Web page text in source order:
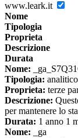
www.leark.it
Nome
Tipologia
Proprieta
Descrizione
Durata
Nome:
Tipologia: analitico
Proprieta: terze
Descrizione:
per mantenere lo
Durata: 1 anno 1
Nome: _ga